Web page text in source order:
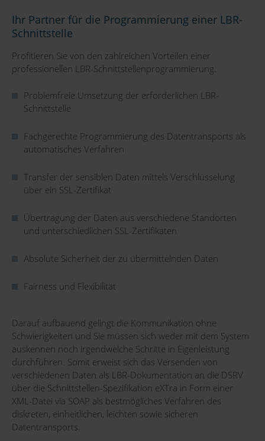
Ihr Partner für die Programmierung einer LBR-
Schnittstelle
Profitieren Sie von den zahlreichen Vorteilen einer
professionellen LBR-Schnittstellenprogrammierung.
Problemfreie Umsetzung der erforderlichen LBR-
Schnittstelle
Fachgerechte Programmierung des Datentransports als
automatisches Verfahren
Transfer der sensiblen Daten mittels Verschlüsselung
über ein SSL-Zertifikat
Übertragung der Daten aus verschiedene Standorten
und unterschiedlichen SSL-Zertifikaten
Absolute Sicherheit der zu übermittelnden Daten
Fairness und Flexibilität
Darauf aufbauend gelingt die Kommunikation ohne
Schwierigkeiten und Sie müssen sich weder mit dem System
auskennen noch irgendwelche Schritte in Eigenleistung
durchführen. Somit erweist sich das Versenden von
verschiedenen Daten als LBR-Dokumentation an die DSRV
über die Schnittstellen-Spezifikation eXTra in Form einer
XML-Datei via SOAP als bestmögliches Verfahren des
diskreten, einheitlichen, leichten sowie sicheren
Datentransports.